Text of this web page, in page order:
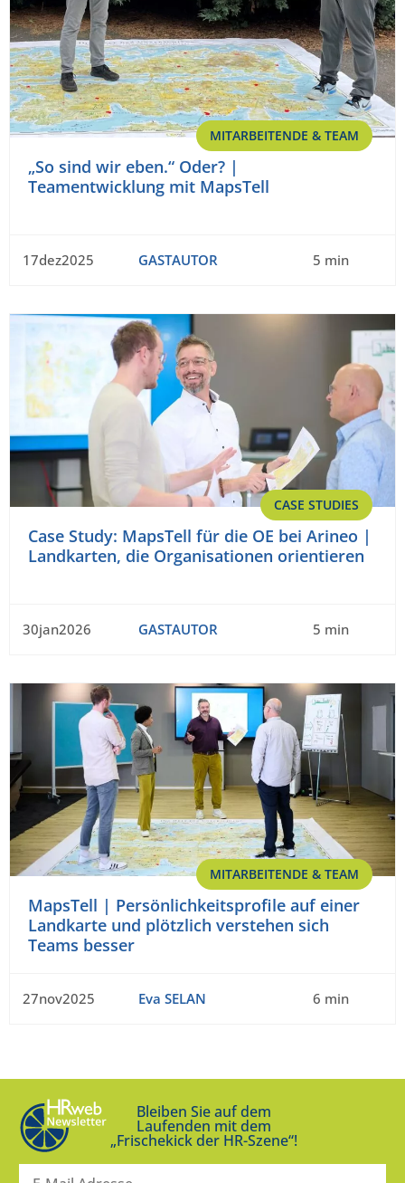
MITARBEITENDE & TEAM
„So sind wir eben.“ Oder? |
Teamentwicklung mit MapsTell
17dez2025 GASTAUTOR 5 min
CASE STUDIES
Case Study: MapsTell für die OE bei Arineo |
Landkarten, die Organisationen orientieren
30jan2026 GASTAUTOR 5 min
MITARBEITENDE & TEAM
MapsTell | Persönlichkeitsprofile auf einer
Landkarte und plötzlich verstehen sich
Teams besser
27nov2025 Eva SELAN 6 min
Bleiben Sie auf dem
Laufenden mit dem
„Frischekick der HR-Szene“!